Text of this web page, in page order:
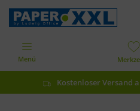
Kostenloser Versand
Menü